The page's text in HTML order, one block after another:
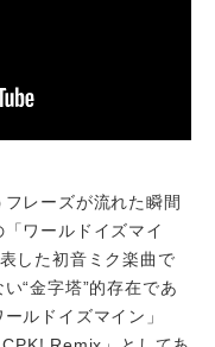
フレーズが流れた瞬間
ワールドイズマイ
した初音ミク楽曲で
“金字塔”的存在であ
ルドイズマイン」